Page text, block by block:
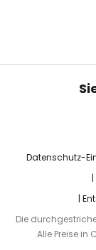
Datenschutz-
Die
Alle Preise in